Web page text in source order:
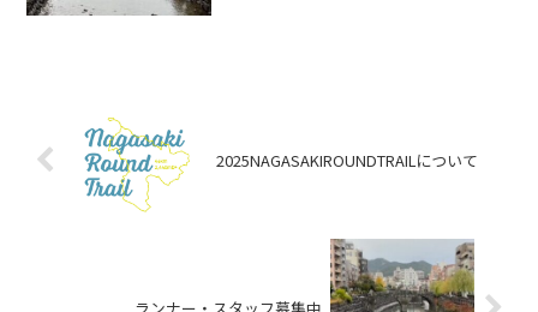
2025NAGASAKIROUNDTRAILについて